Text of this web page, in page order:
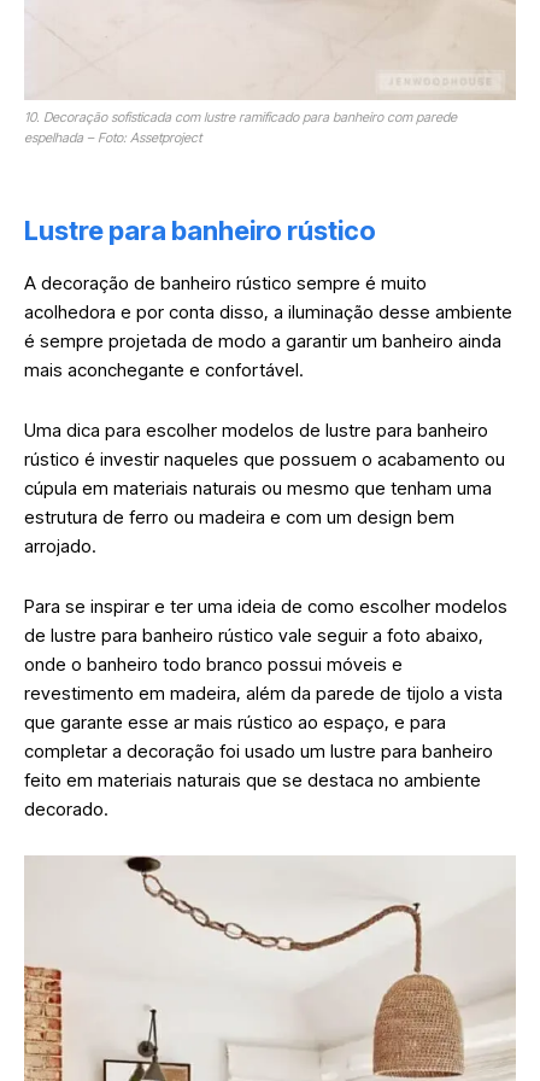
10. Decoração sofisticada com lustre ramificado para banheiro com parede
espelhada – Foto: Assetproject
Lustre para banheiro rústico
A decoração de banheiro rústico sempre é muito
acolhedora e por conta disso, a iluminação desse ambiente
é sempre projetada de modo a garantir um banheiro ainda
mais aconchegante e confortável.
Uma dica para escolher modelos de lustre para banheiro
rústico é investir naqueles que possuem o acabamento ou
cúpula em materiais naturais ou mesmo que tenham uma
estrutura de ferro ou madeira e com um design bem
arrojado.
Para se inspirar e ter uma ideia de como escolher modelos
de lustre para banheiro rústico vale seguir a foto abaixo,
onde o banheiro todo branco possui móveis e
revestimento em madeira, além da parede de tijolo a vista
que garante esse ar mais rústico ao espaço, e para
completar a decoração foi usado um lustre para banheiro
feito em materiais naturais que se destaca no ambiente
decorado.